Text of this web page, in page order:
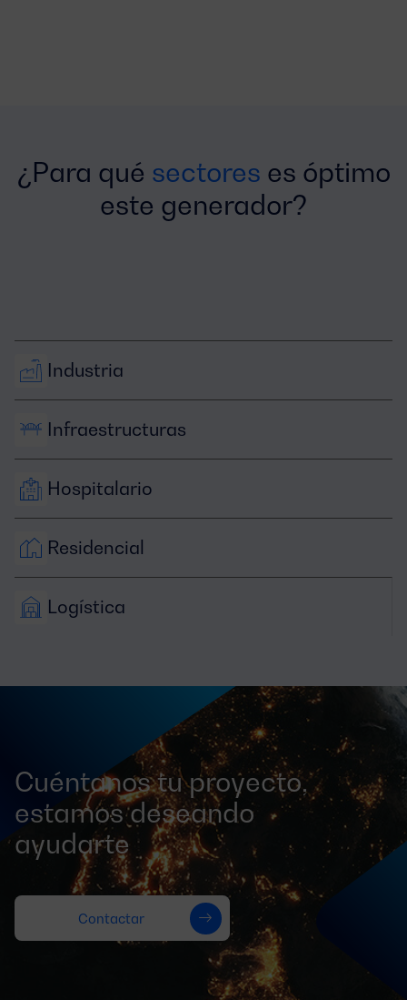
¿Para qué sectores es óptimo
este generador?
Industria
Infraestructuras
Hospitalario
Residencial
Logística
Cuéntanos tu proyecto,
estamos deseando
ayudarte
Contactar